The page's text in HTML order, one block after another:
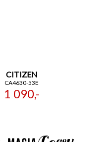
CITIZEN
CA4630-53E
1 090,-